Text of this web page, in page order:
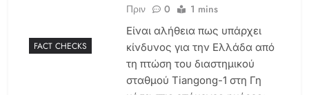
FACT CHECKS
Πριν
0 1 mins
Είναι αλήθεια πως υπάρχει
κίνδυνος για την Ελλάδα από
τη πτώση του διαστημικού
σταθμού Tiangong-1 στη Γη